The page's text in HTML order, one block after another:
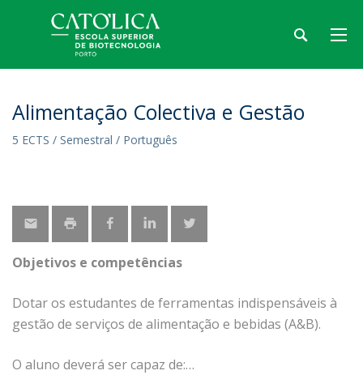
Alimentação Colectiva e Gestão
5 ECTS / Semestral / Português
Objetivos e competências
Dotar os estudantes de ferramentas indispensáveis à
gestão de serviços de alimentação e bebidas (A&B).
O aluno deverá ser capaz de: